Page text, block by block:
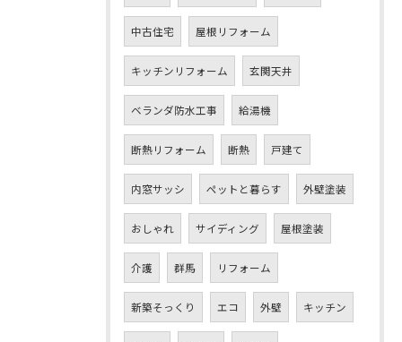
中古住宅 屋根リフォーム
キッチンリフォーム 玄関天井
ベランダ防水工事 給湯機
断熱リフォーム 断熱 戸建て
内窓サッシ ペットと暮らす 外壁塗装
おしゃれ サイディング 屋根塗装
介護 群馬 リフォーム
新築そっくり エコ 外壁 キッチン